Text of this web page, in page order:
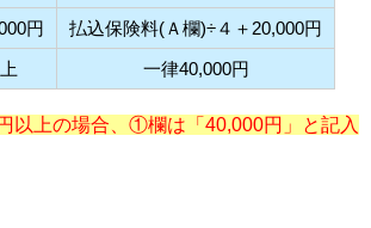
円
払込保険料(Ａ欄)÷４＋20,000円
一律40,000円
以上の場合、①欄は「40,000円」と記入